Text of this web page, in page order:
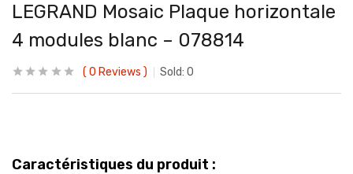
LEGRAND Mosaic Plaque horizontale
4 modules blanc – 078814
0 Reviews Sold: 0
Caractéristiques du produit :